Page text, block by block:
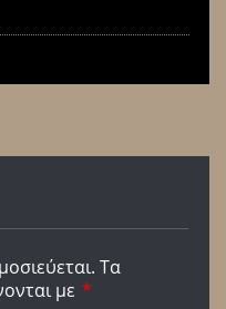
Τα
με *